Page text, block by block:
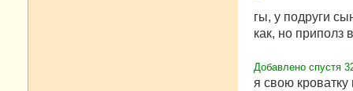
о
щ
и
е
гы, у подруги
как, но приполз
Добавлено спустя
я свою